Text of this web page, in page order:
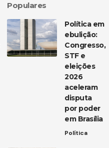
Populares
Política em
ebulição:
Congresso,
STF e
eleições
2026
aceleram
disputa
por poder
em Brasília
Política